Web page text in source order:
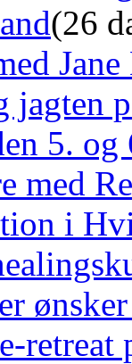
(26
jagten
5.
med
i
retreat